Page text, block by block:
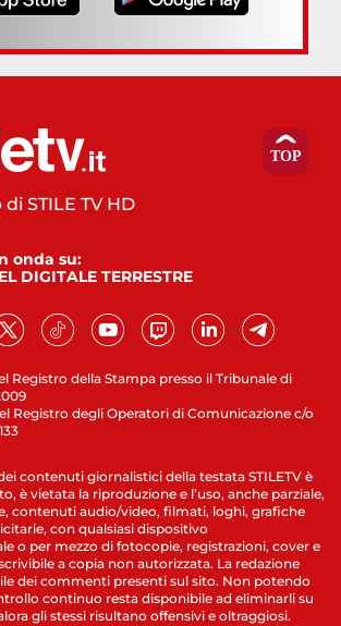
Registro della Stampa presso il Tribunale di
Registro degli Operatori di Comunicazione c/o
STILE TV HD
onda su:
DIGITALE TERRESTRE
contenuti giornalistici della testata STILETV è
è vietata la riproduzione e l’uso, anche parziale,
contenuti audio/video, filmati, loghi, grafiche
con qualsiasi dispositivo
o per mezzo di fotocopie, registrazioni, cover e
a copia non autorizzata. La redazione
dei commenti presenti sul sito. Non potendo
continuo resta disponibile ad eliminarli su
gli stessi risultano offensivi e oltraggiosi.